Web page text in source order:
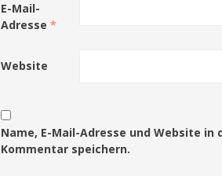
E-Mail-
Adresse *
Website
Name, E-Mail-Adresse und Website
Kommentar speichern.